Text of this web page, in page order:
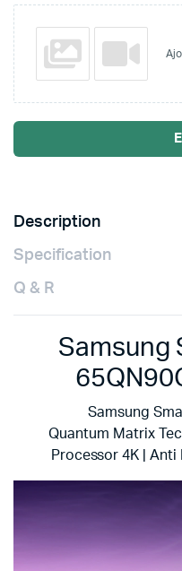
Description
Specification
Q & R
Samsung
Samsung
Quantum Matrix
Processor 4K |